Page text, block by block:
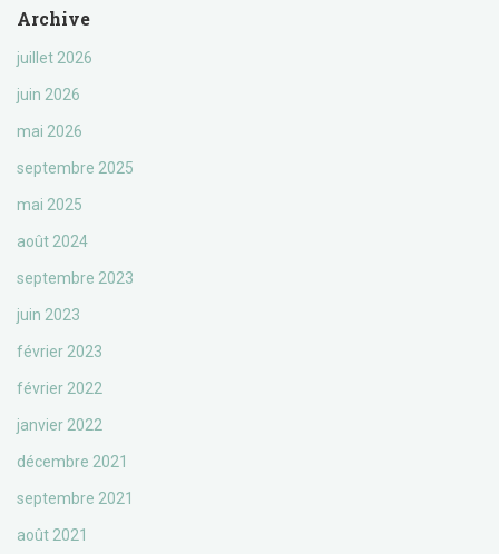
Archive
juillet 2026
juin 2026
mai 2026
septembre 2025
mai 2025
août 2024
septembre 2023
juin 2023
février 2023
février 2022
janvier 2022
décembre 2021
septembre 2021
août 2021